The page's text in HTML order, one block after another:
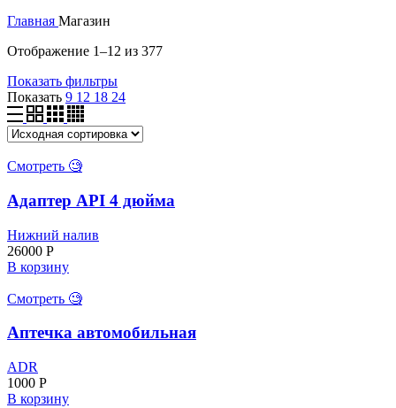
Главная Магазин
Отображение 1–12 из 377
Показать фильтры
Показать 9 12 18 24
Смотреть 🧐
Адаптер API 4 дюйма
Нижний налив
26000 Р
В корзину
Смотреть 🧐
Аптечка автомобильная
ADR
1000 Р
В корзину